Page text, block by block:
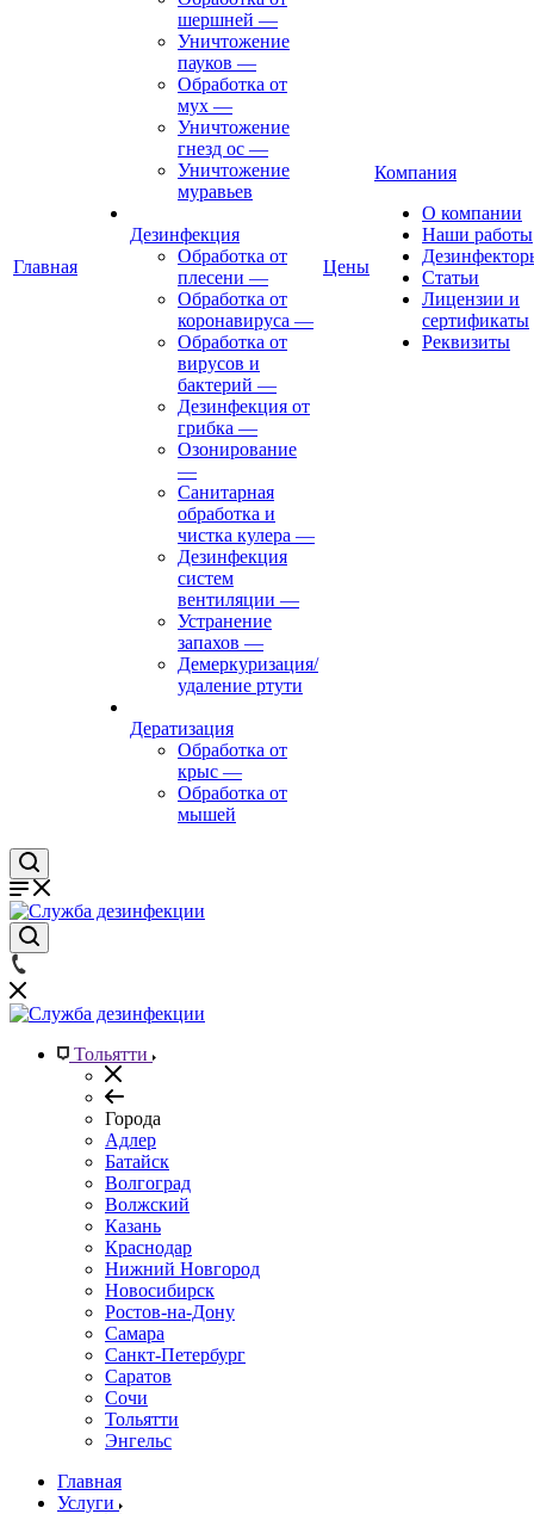
Главная
шершней —
Уничтожение
пауков —
Обработка от
мух —
Уничтожение
гнезд ос —
Уничтожение
муравьев
Дезинфекция
Обработка от
плесени —
Обработка от
коронавируса —
Обработка от
вирусов и
бактерий —
Дезинфекция от
грибка —
Озонирование
—
Санитарная
обработка и
чистка кулера —
Дезинфекция
систем
вентиляции —
Устранение
запахов —
Демеркуризация/
удаление ртути
Дератизация
Обработка от
крыс —
Обработка от
мышей
Цены
Компания
О компании
Наши работы
Статьи
Лицензии и
сертификаты
Реквизиты
Тольятти
Города
Адлер
Батайск
Волгоград
Волжский
Казань
Краснодар
Нижний Новгород
Новосибирск
Ростов-на-Дону
Самара
Санкт-Петербург
Саратов
Сочи
Тольятти
Энгельс
Главная
Услуги